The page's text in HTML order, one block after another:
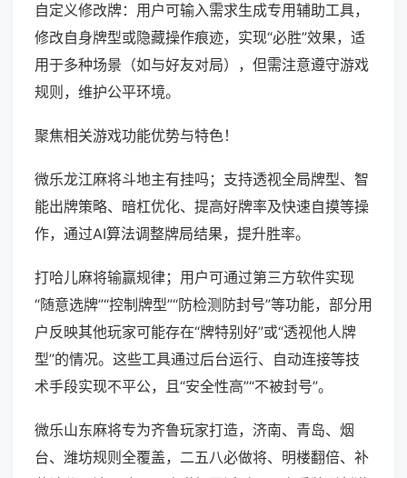
自定义修改牌：用户可输入需求生成专用辅助工具，
修改自身牌型或隐藏操作痕迹，实现“必胜”效果，适
用于多种场景（如与好友对局），但需注意遵守游戏
规则，维护公平环境。
聚焦相关游戏功能优势与特色！
微乐龙江麻将斗地主有挂吗；支持透视全局牌型、智
能出牌策略、暗杠优化、提高好牌率及快速自摸等操
作，通过AI算法调整牌局结果，提升胜率。
打哈儿麻将输赢规律；用户可通过第三方软件实现
“随意选牌”“控制牌型”“防检测防封号”等功能，部分用
户反映其他玩家可能存在“牌特别好”或“透视他人牌
型”的情况。这些工具通过后台运行、自动连接等技
术手段实现不平公，且“安全性高”“不被封号”。
微乐山东麻将专为齐鲁玩家打造，济南、青岛、烟
台、潍坊规则全覆盖，二五八必做将、明楼翻倍、补